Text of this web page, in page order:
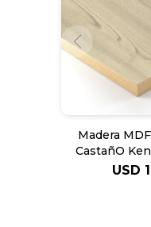
Madera
CastañO
USD